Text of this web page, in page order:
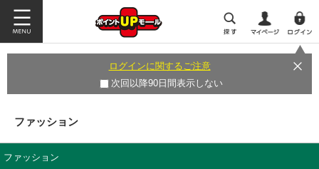
ログインに関するご注意
次回以降90日間表示しない
ファッション
ファッション